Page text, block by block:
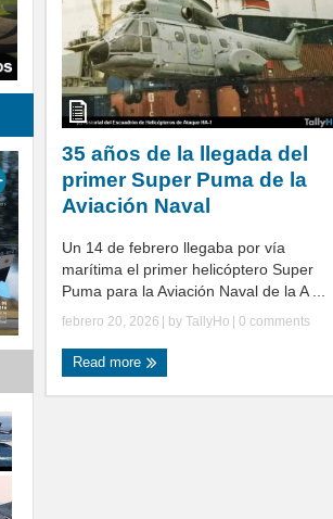
35 años de la llegada del
primer Super Puma de la
Aviación Naval
Un 14 de febrero llegaba por vía
marítima el primer helicóptero Super
Puma para la Aviación Naval de la A ...
febrero 20, 2026 | by TallyHo 0 comments
Read more